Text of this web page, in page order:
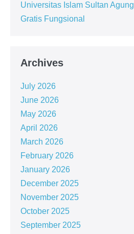
Universitas Islam Sultan Agung
Gratis Fungsional
Archives
July 2026
June 2026
May 2026
April 2026
March 2026
February 2026
January 2026
December 2025
November 2025
October 2025
September 2025